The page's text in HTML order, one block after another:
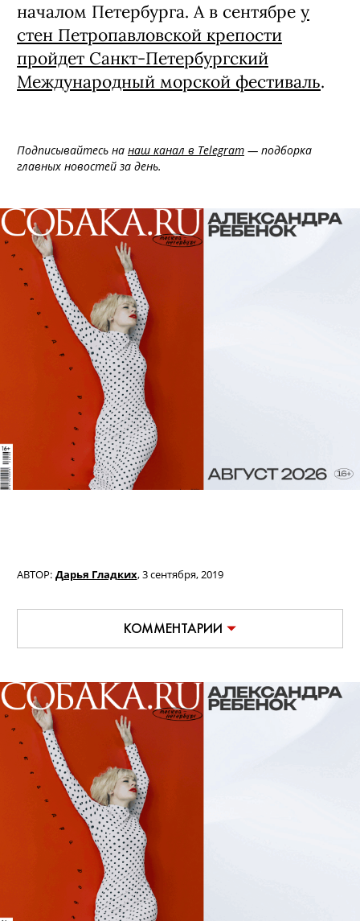
началом Петербурга. А в сентябре у
стен Петропавловской крепости
пройдет Санкт-Петербургский
Международный морской фестиваль.
Подписывайтесь на наш канал в Telegram — подборка
главных новостей за день.
АВТОР: Дарья Гладких,3 сентября, 2019
КОММЕНТАРИИ